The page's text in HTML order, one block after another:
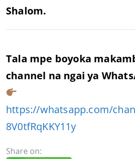
Shalom.
Tala mpe boyoka
channel na ngai ya
https://whatsapp.com/
8V0tfRqKKY11y
Share on: